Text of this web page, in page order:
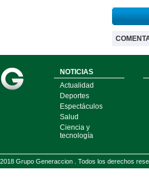
NOTICIAS
Actualidad
Deportes
Espectáculos
Salud
Ciencia y
tecnología
2018 Grupo Generaccion . Todos los derechos